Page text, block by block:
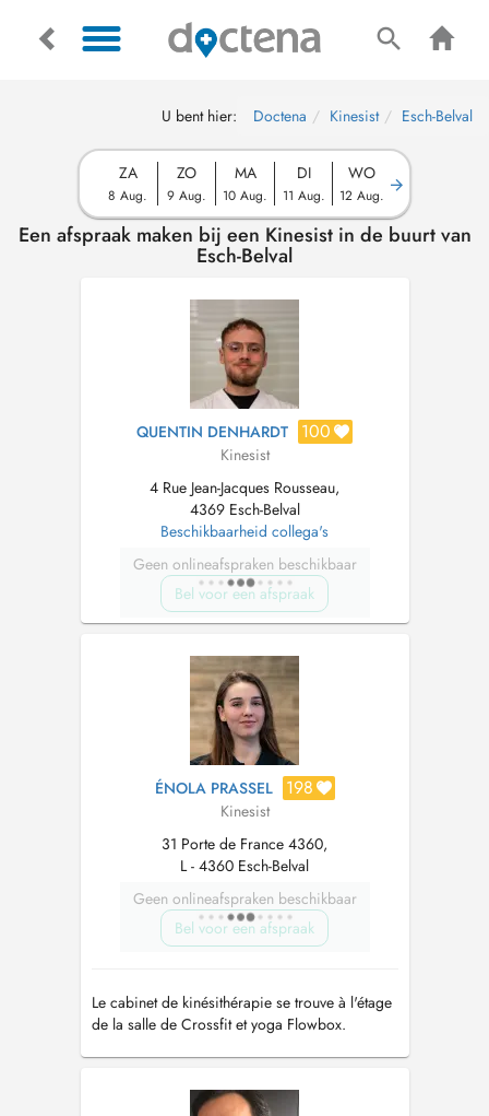
U bent hier: Doctena Kinesist Esch-Belval
ZA
8 Aug.
ZO
9 Aug.
MA
10 Aug.
DI
11 Aug.
WO
12 Aug.
Een afspraak maken bij een Kinesist in de buurt van
Esch-Belval
QUENTIN DENHARDT 100
Kinesist
4 Rue Jean-Jacques Rousseau,
4369 Esch-Belval
Beschikbaarheid collega's
Geen onlineafspraken beschikbaar
Bel voor een afspraak
ÉNOLA PRASSEL 198
Kinesist
31 Porte de France 4360,
L - 4360 Esch-Belval
Geen onlineafspraken beschikbaar
Bel voor een afspraak
Le cabinet de kinésithérapie se trouve à l'étage
de la salle de Crossfit et yoga Flowbox.